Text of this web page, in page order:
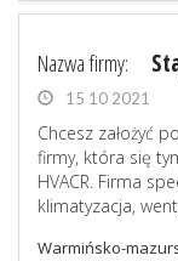
Nazwa firmy:
15 10 2021
Chcesz założyć
firmy, która się
HVACR. Firma
klimatyzacja,
Warmińsko-